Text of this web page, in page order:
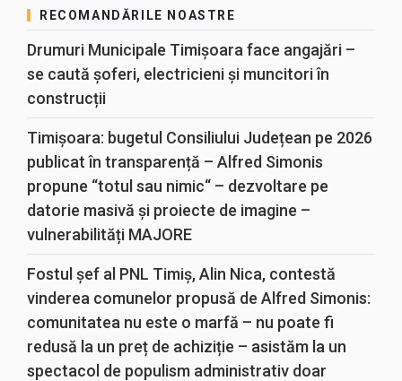
RECOMANDĂRILE NOASTRE
Drumuri Municipale Timișoara face angajări –
se caută șoferi, electricieni și muncitori în
construcții
Timișoara: bugetul Consiliului Județean pe 2026
publicat în transparență – Alfred Simonis
propune “totul sau nimic“ – dezvoltare pe
datorie masivă și proiecte de imagine –
vulnerabilități MAJORE
Fostul șef al PNL Timiș, Alin Nica, contestă
vinderea comunelor propusă de Alfred Simonis:
comunitatea nu este o marfă – nu poate fi
redusă la un preț de achiziție – asistăm la un
spectacol de populism administrativ doar